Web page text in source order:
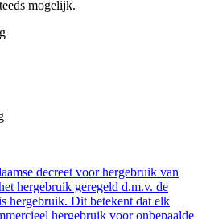
mogelijk.
decreet voor hergebruik van
hergebruik geregeld d.m.v. de
hergebruik. Dit betekent dat elk
hergebruik voor onbepaalde